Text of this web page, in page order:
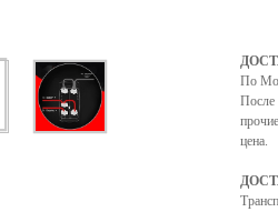
По
После
цена.